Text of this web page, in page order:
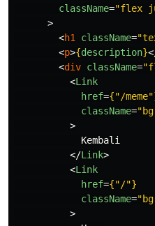
className="flex
>
<h1 className=
<p>{description}
<div className=
<Link
href={"/meme"
className=
>
            Kembali
</Link>
<Link
href={"/"}
className=
>